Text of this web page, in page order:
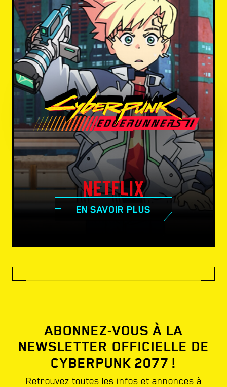
EN SAVOIR PLUS
ABONNEZ-VOUS À LA
NEWSLETTER OFFICIELLE DE
CYBERPUNK 2077 !
Retrouvez toutes les infos et annonces à